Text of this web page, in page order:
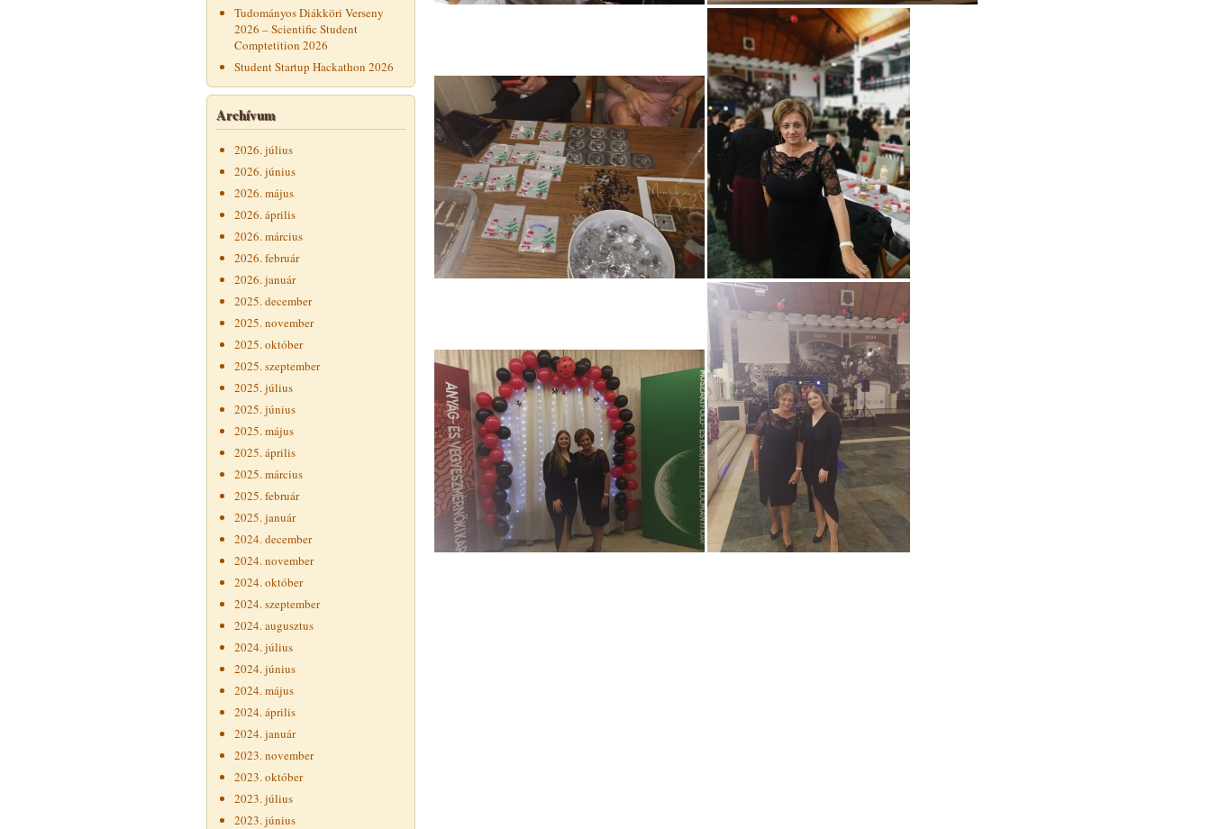
Tudományos Diákköri Verseny
2026 – Scientific Student
Comptetition 2026
Student Startup Hackathon 2026
Archívum
2026. július
2026. június
2026. május
2026. április
2026. március
2026. február
2026. január
2025. december
2025. november
2025. október
2025. szeptember
2025. július
2025. június
2025. május
2025. április
2025. március
2025. február
2025. január
2024. december
2024. november
2024. október
2024. szeptember
2024. augusztus
2024. július
2024. június
2024. május
2024. április
2024. január
2023. november
2023. október
2023. július
2023. június